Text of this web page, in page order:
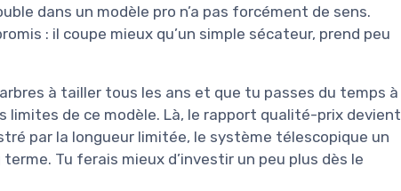
dans un modèle pro n’a pas forcément de sens.
: il coupe mieux qu’un simple sécateur, prend peu
à tailler tous les ans et que tu passes du temps à
limites de ce modèle. Là, le rapport qualité-prix devient
par la longueur limitée, le système télescopique un
Tu ferais mieux d’investir un peu plus dès le